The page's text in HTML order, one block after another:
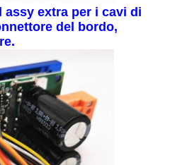
extra per i cavi di
del bordo,